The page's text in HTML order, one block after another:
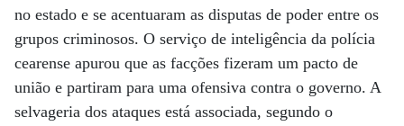
no estado e se acentuaram as disputas de poder entre os
grupos criminosos. O serviço de inteligência da polícia
cearense apurou que as facções fizeram um pacto de
união e partiram para uma ofensiva contra o governo. A
selvageria dos ataques está associada, segundo o